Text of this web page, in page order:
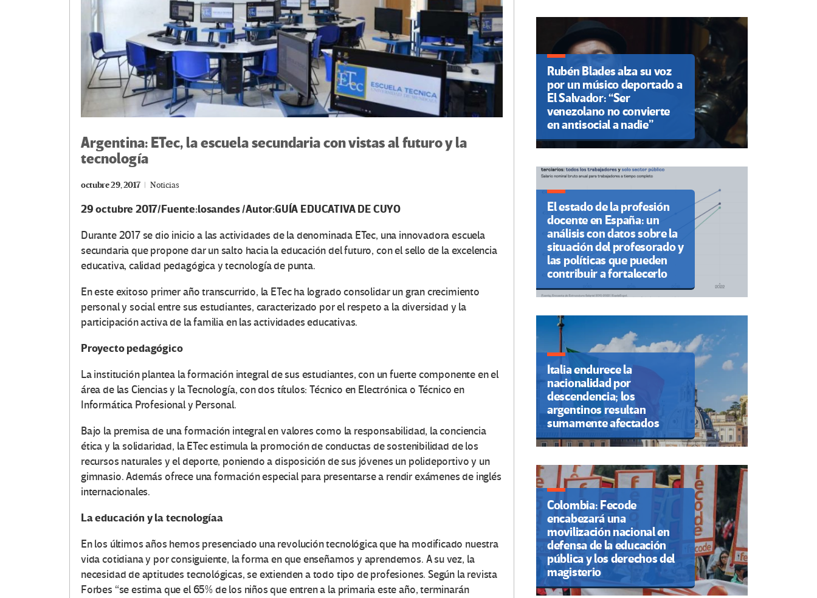
Argentina: ETec, la escuela secundaria con vistas al futuro y la
tecnología
octubre 29, 2017 Noticias
29 octubre 2017/Fuente:losandes /Autor:GUÍA EDUCATIVA DE CUYO
Durante 2017 se dio inicio a las actividades de la denominada ETec, una innovadora escuela
secundaria que propone dar un salto hacia la educación del futuro, con el sello de la excelencia
educativa, calidad pedagógica y tecnología de punta.
En este exitoso primer año transcurrido, la ETec ha logrado consolidar un gran crecimiento
personal y social entre sus estudiantes, caracterizado por el respeto a la diversidad y la
participación activa de la familia en las actividades educativas.
Proyecto pedagógico
La institución plantea la formación integral de sus estudiantes, con un fuerte componente en el
área de las Ciencias y la Tecnología, con dos títulos: Técnico en Electrónica o Técnico en
Informática Profesional y Personal.
Bajo la premisa de una formación integral en valores como la responsabilidad, la conciencia
ética y la solidaridad, la ETec estimula la promoción de conductas de sostenibilidad de los
recursos naturales y el deporte, poniendo a disposición de sus jóvenes un polideportivo y un
gimnasio. Además ofrece una formación especial para presentarse a rendir exámenes de inglés
internacionales.
La educación y la tecnologíaa
En los últimos años hemos presenciado una revolución tecnológica que ha modificado nuestra
vida cotidiana y por consiguiente, la forma en que enseñamos y aprendemos. A su vez, la
necesidad de aptitudes tecnológicas, se extienden a todo tipo de profesiones. Según la revista
Forbes “se estima que el 65% de los niños que entren a la primaria este año, terminarán
Rubén Blades alza su voz
por un músico deportado a
El Salvador: “Ser
venezolano no convierte
en antisocial a nadie”
El estado de la profesión
docente en España: un
análisis con datos sobre la
situación del profesorado y
las políticas que pueden
contribuir a fortalecerlo
Italia endurece la
nacionalidad por
descendencia; los
argentinos resultan
sumamente afectados
Colombia: Fecode
encabezará una
movilización nacional en
defensa de la educación
pública y los derechos del
magisterio